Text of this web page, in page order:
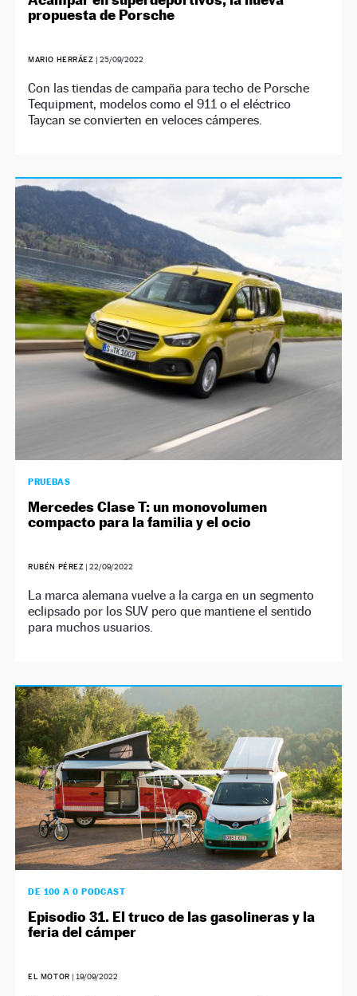
propuesta de Porsche
MARIO HERRÁEZ | 25/09/2022
Con las tiendas de campaña para techo de Porsche
Tequipment, modelos como el 911 o el eléctrico
Taycan se convierten en veloces cámperes.
PRUEBAS
Mercedes Clase T: un monovolumen
compacto para la familia y el ocio
RUBÉN PÉREZ |22/09/2022
La marca alemana vuelve a la carga en un segmento
eclipsado por los SUV pero que mantiene el sentido
para muchos usuarios.
DE 100 A 0 PODCAST
Episodio 31. El truco de las gasolineras y la
feria del cámper
EL MOTOR | 19/09/2022